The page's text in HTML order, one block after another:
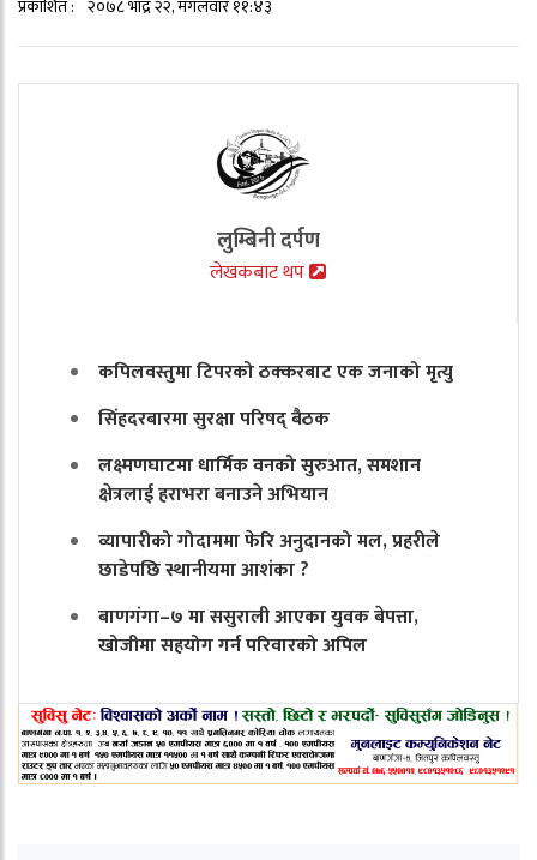
प्रकाशित : २०७८ भाद्र २२, मंगलवार ११:४३
लुम्बिनी दर्पण
लेखकबाट थप
कपिलवस्तुमा टिपरको ठक्करबाट एक जनाको मृत्यु
सिंहदरबारमा सुरक्षा परिषद् बैठक
लक्ष्मणघाटमा धार्मिक वनको सुरुआत, समशान
क्षेत्रलाई हराभरा बनाउने अभियान
व्यापारीको गोदाममा फेरि अनुदानको मल, प्रहरीले
छाडेपछि स्थानीयमा आशंका ?
बाणगंगा–७ मा ससुराली आएका युवक बेपत्ता,
खोजीमा सहयोग गर्न परिवारको अपिल